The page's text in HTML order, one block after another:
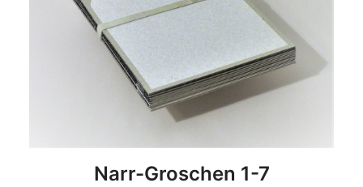
DETAILS
Narr-Groschen 1-7